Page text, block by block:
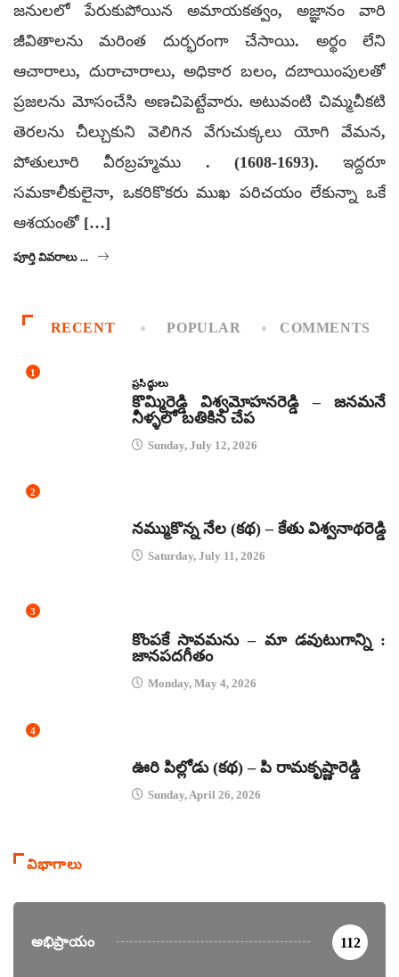
జనులలో పేరుకుపోయిన అమాయకత్వం, అజ్ఞానం వారి
జీవితాలను మరింత దుర్భరంగా చేసాయి. అర్థం లేని
ఆచారాలు, దురాచారాలు, అధికార బలం, దబాయింపులతో
ప్రజలను మోసంచేసి అణచిపెట్టేవారు. అటువంటి చిమ్మచీకటి
తెరలను చీల్చుకుని వెలిగిన వేగుచుక్కలు యోగి వేమన,
పోతులూరి వీరబ్రహ్మము . (1608-1693). ఇద్దరూ
సమకాలీకులైనా, ఒకరికొకరు ముఖ పరిచయం లేకున్నా ఒకే
ఆశయంతో […]
పూర్తి వివరాలు ...
RECENT POPULAR COMMENTS
1
ప్రసిద్ధులు
కొమ్మిరెడ్డి విశ్వమోహనరెడ్డి – జనమనే
నీళ్ళలో బతికిన చేప
Sunday, July 12, 2026
2
నమ్ముకొన్న నేల (కథ) – కేతు విశ్వనాథరెడ్డి
Saturday, July 11, 2026
3
కొంపకే సావమను – మా డవుటుగాన్ని :
జానపదగీతం
Monday, May 4, 2026
4
ఊరి పిల్లోడు (కథ) – పి రామకృష్ణారెడ్డి
Sunday, April 26, 2026
విభాగాలు
అభిప్రాయం 112